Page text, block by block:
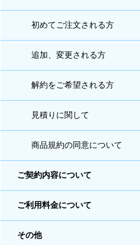
初めてご注文される方
追加、変更される方
解約をご希望される方
見積りに関して
商品規約の同意について
ご契約内容について
ご利用料金について
その他